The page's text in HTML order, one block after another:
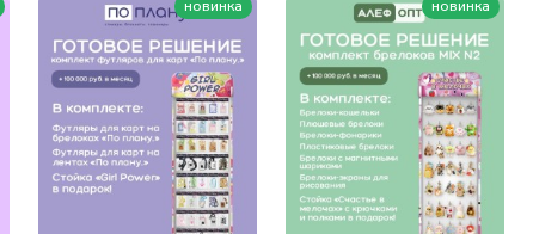
новинка новинка